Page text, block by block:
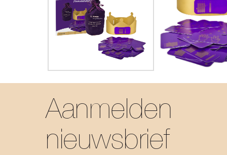
Aanmelden
nieuwsbrief